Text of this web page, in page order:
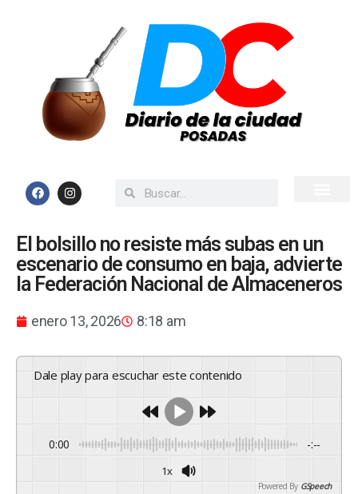
El bolsillo no resiste más subas en un
escenario de consumo en baja, advierte
la Federación Nacional de Almaceneros
enero 13, 2026 8:18 am
Dale play para escuchar este contenido
0:00 -:--
1x
Powered By GSpeech